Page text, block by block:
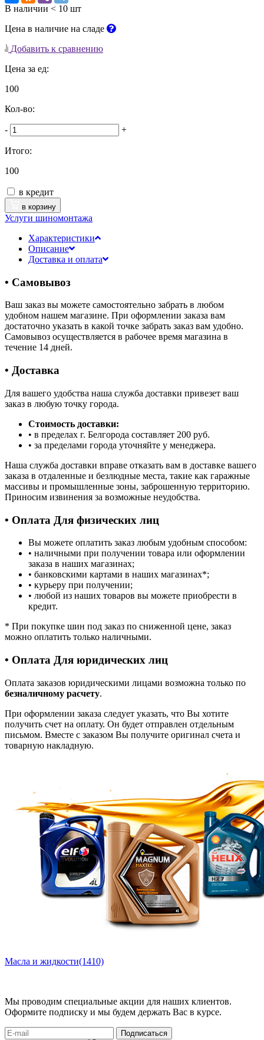
В наличии < 10 шт
Цена в наличие на сладе
Добавить к сравнению
Цена за ед:
100
Кол-во:
- +
Итого:
100
в кредит
в корзину
Услуги шиномонтажа
Характеристики
Описание
Доставка и оплата
• Самовывоз
Ваш заказ вы можете самостоятельно забрать в любом
удобном нашем магазине. При оформлении заказа вам
достаточно указать в какой точке забрать заказ вам удобно.
Самовывоз осуществляется в рабочее время магазина в
течение 14 дней.
• Доставка
Для вашего удобства наша служба доставки привезет ваш
заказ в любую точку города.
Стоимость доставки:
• в пределах г. Белгорода составляет 200 руб.
• за пределами города уточняйте у менеджера.
Наша служба доставки вправе отказать вам в доставке вашего
заказа в отдаленные и безлюдные места, такие как гаражные
массивы и промышленные зоны, заброшенную территорию.
Приносим извинения за возможные неудобства.
• Оплата Для физических лиц
Вы можете оплатить заказ любым удобным способом:
• наличными при получении товара или оформлении
заказа в наших магазинах;
• банковскими картами в наших магазинах*;
• курьеру при получении;
• любой из наших товаров вы можете приобрести в
кредит.
* При покупке шин под заказ по сниженной цене, заказ
можно оплатить только наличными.
• Оплата Для юридических лиц
Оплата заказов юридическими лицами возможна только по
безналичному расчету.
При оформлении заказа следует указать, что Вы хотите
получить счет на оплату. Он будет отправлен отдельным
письмом. Вместе с заказом Вы получите оригинал счета и
товарную накладную.
Масла и жидкости(1410)
Мы проводим специальные акции для наших клиентов.
Оформите подписку и мы будем держать Вас в курсе.
Подписаться